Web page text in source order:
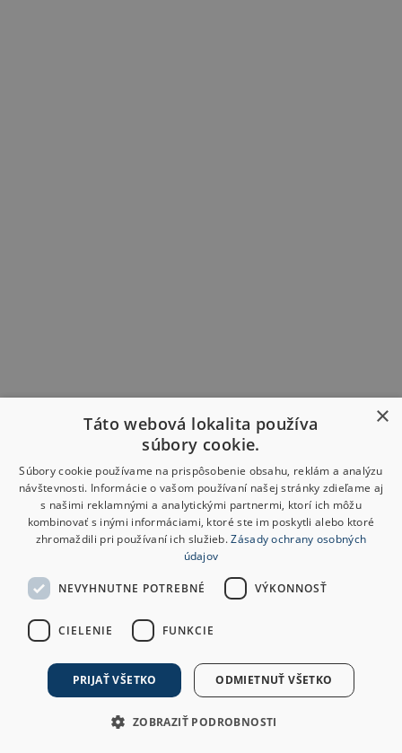
×
Táto webová lokalita používa
súbory cookie.
Súbory cookie používame na prispôsobenie obsahu, reklám a analýzu
návštevnosti. Informácie o vašom používaní našej stránky zdieľame aj
s našimi reklamnými a analytickými partnermi, ktorí ich môžu
kombinovať s inými informáciami, ktoré ste im poskytli alebo ktoré
zhromaždili pri používaní ich služieb.Zásady ochrany osobných
údajov
NEVYHNUTNE POTREBNÉ VÝKONNOSŤ
CIELENIE FUNKCIE
PRIJAŤ VŠETKO ODMIETNUŤ VŠETKO
ZOBRAZIŤ PODROBNOSTI